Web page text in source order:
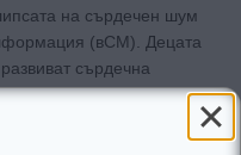
на сърдечен шум
(вСМ). Децата
сърдечна
инфекции и двете